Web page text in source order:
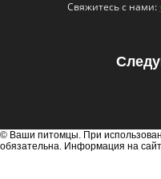
Свяжитесь с нами:
© Ваши питомцы. При
обязательна. Информация на